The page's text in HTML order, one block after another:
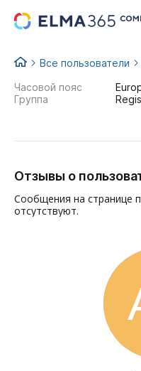
...
Все пользователи
Часовой пояс
Группа
Отзывы о
Сообщения на странице
отсутствуют.